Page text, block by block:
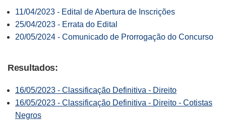
11/04/2023 - Edital de Abertura de Inscrições
25/04/2023 - Errata do Edital
20/05/2024 - Comunicado de Prorrogação do Concurso
Resultados:
16/05/2023 - Classificação Definitiva - Direito
16/05/2023 - Classificação Definitiva - Direito - Cotistas
Negros